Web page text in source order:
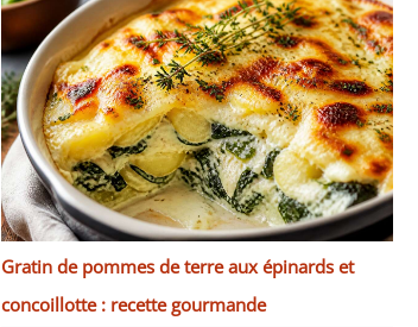
Gratin de pommes de terre aux épinards et
concoillotte : recette gourmande